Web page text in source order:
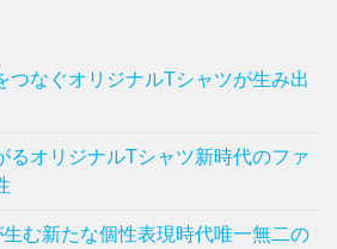
つなぐオリジナルTシャツが生み出
るオリジナルTシャツ新時代のファ
む新たな個性表現時代唯一無二の